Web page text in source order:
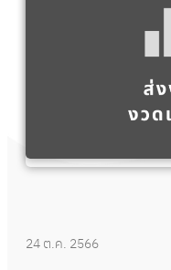
24 ต.ค. 2566